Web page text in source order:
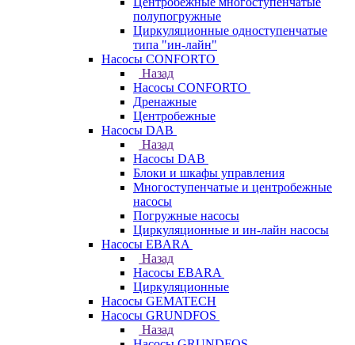
полупогружные
Циркуляционные одноступенчатые
типа "ин-лайн"
Насосы CONFORTO
Назад
Насосы CONFORTO
Дренажные
Центробежные
Насосы DAB
Назад
Насосы DAB
Блоки и шкафы управления
Многоступенчатые и центробежные
насосы
Погружные насосы
Циркуляционные и ин-лайн насосы
Насосы EBARA
Назад
Насосы EBARA
Циркуляционные
Насосы GEMATECH
Насосы GRUNDFOS
Назад